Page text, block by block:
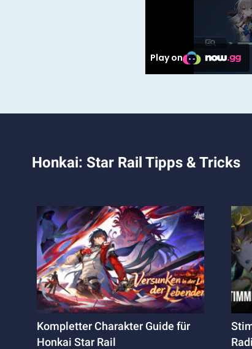
Honkai: Star Rail Tipps & Tricks
Kompletter Charakter Guide für
Honkai Star Rail